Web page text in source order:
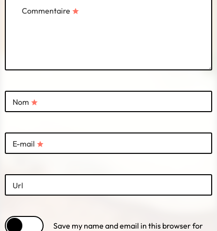
Commentaire star
Nom star
E-mail star
Url
Save my name and email in this browser for